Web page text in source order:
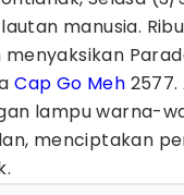
manusia.
Cap Go Meh
lampu warna-
menciptakan